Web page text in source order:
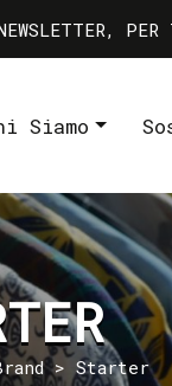
Siamo
> Starter